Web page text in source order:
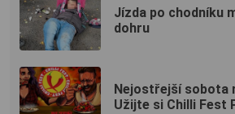
Jízda po chodníku
dohru
Nejostřejší sobota
Užijte si Chilli Fest